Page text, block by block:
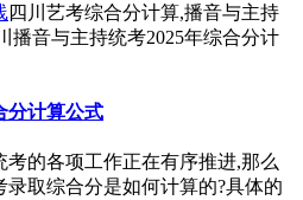
四川艺考综合分计算,播音与主持
播音与主持统考2025年综合分计
分计算公式
考的各项工作正在有序推进,那么
录取综合分是如何计算的?具体的